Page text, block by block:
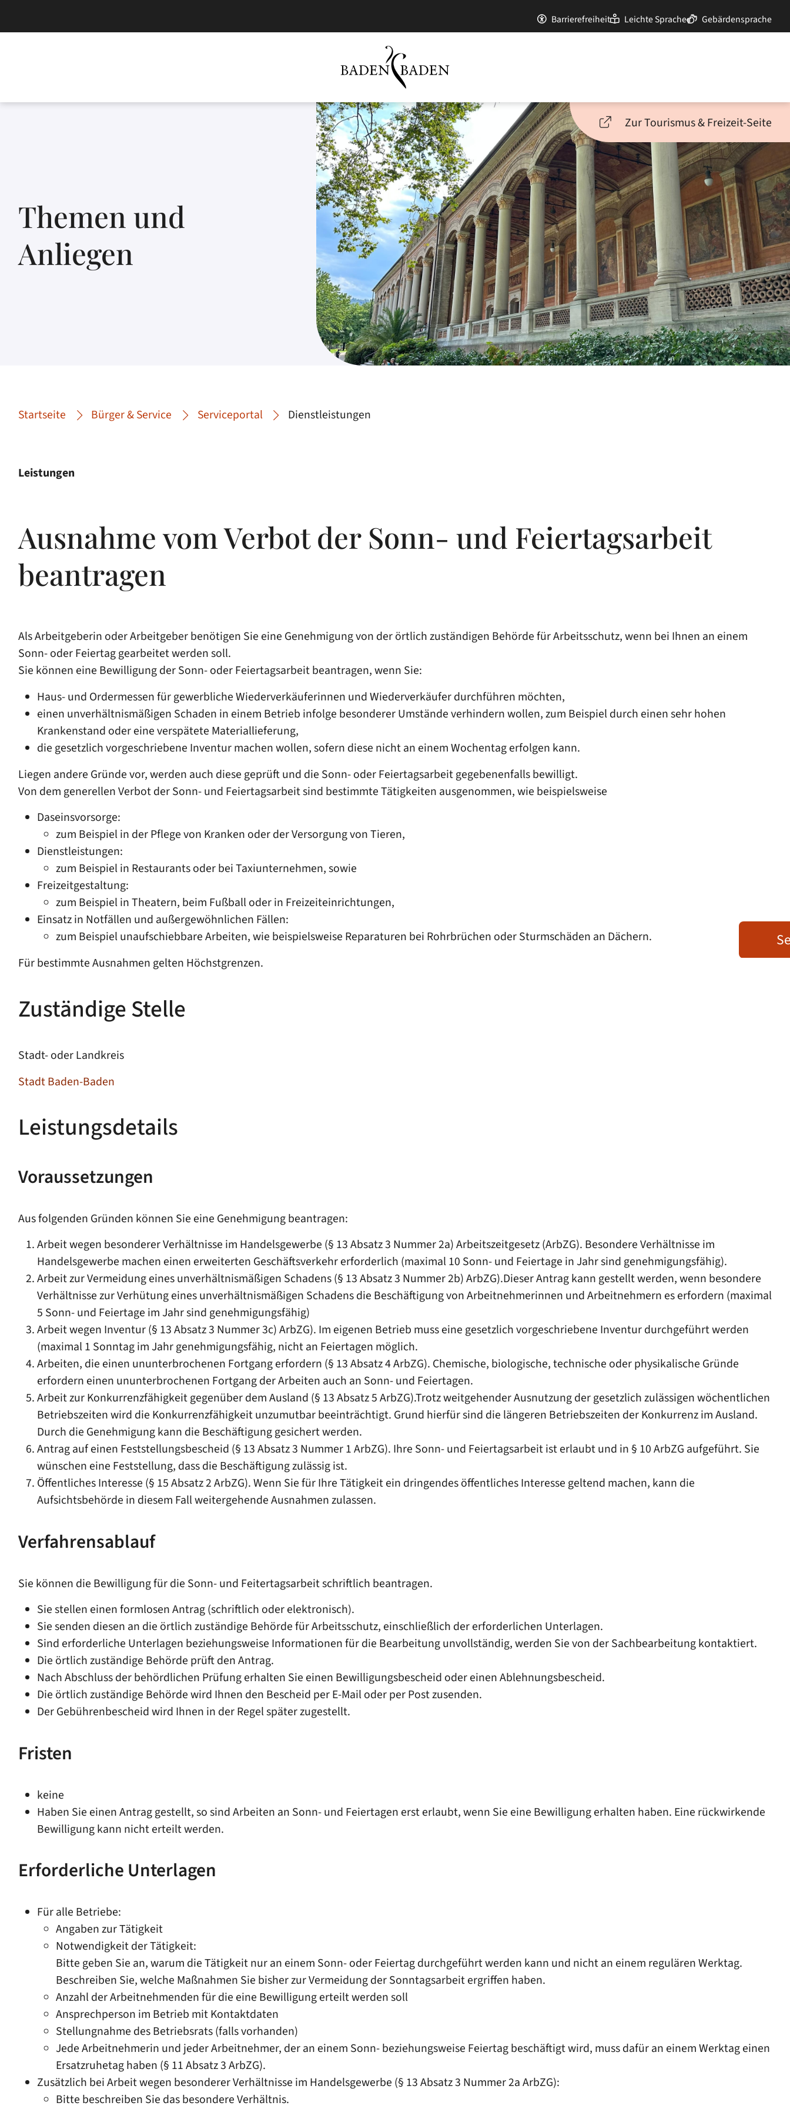
Barrierefreiheit Leichte Sprache Gebärdensprache
Zur Tourismus & Freizeit-Seite
Themen und
Anliegen
Startseite Bürger & Service Serviceportal Dienstleistungen
Leistungen
Ausnahme vom Verbot der Sonn- und Feiertagsarbeit
beantragen
Als Arbeitgeberin oder Arbeitgeber benötigen Sie eine Genehmigung von der örtlich zuständigen Behörde für Arbeitsschutz, wenn bei Ihnen an einem
Sonn- oder Feiertag gearbeitet werden soll.
Sie können eine Bewilligung der Sonn- oder Feiertagsarbeit beantragen, wenn Sie:
Haus- und Ordermessen für gewerbliche Wiederverkäuferinnen und Wiederverkäufer durchführen möchten,
einen unverhältnismäßigen Schaden in einem Betrieb infolge besonderer Umstände verhindern wollen, zum Beispiel durch einen sehr hohen
Krankenstand oder eine verspätete Materiallieferung,
die gesetzlich vorgeschriebene Inventur machen wollen, sofern diese nicht an einem Wochentag erfolgen kann.
Liegen andere Gründe vor, werden auch diese geprüft und die Sonn- oder Feiertagsarbeit gegebenenfalls bewilligt.
Von dem generellen Verbot der Sonn- und Feiertagsarbeit sind bestimmte Tätigkeiten ausgenommen, wie beispielsweise
Daseinsvorsorge:
zum Beispiel in der Pflege von Kranken oder der Versorgung von Tieren,
Dienstleistungen:
zum Beispiel in Restaurants oder bei Taxiunternehmen, sowie
Freizeitgestaltung:
zum Beispiel in Theatern, beim Fußball oder in Freizeiteinrichtungen,
Einsatz in Notfällen und außergewöhnlichen Fällen:
zum Beispiel unaufschiebbare Arbeiten, wie beispielsweise Reparaturen bei Rohrbrüchen oder Sturmschäden an Dächern.
Für bestimmte Ausnahmen gelten Höchstgrenzen.
Zuständige Stelle
Stadt- oder Landkreis
Stadt Baden-Baden
Leistungsdetails
Voraussetzungen
Aus folgenden Gründen können Sie eine Genehmigung beantragen:
Arbeit wegen besonderer Verhältnisse im Handelsgewerbe (§ 13 Absatz 3 Nummer 2a) Arbeitszeitgesetz (ArbZG). Besondere Verhältnisse im
Handelsgewerbe machen einen erweiterten Geschäftsverkehr erforderlich (maximal 10 Sonn- und Feiertage in Jahr sind genehmigungsfähig).
Arbeit zur Vermeidung eines unverhältnismäßigen Schadens (§ 13 Absatz 3 Nummer 2b) ArbZG).Dieser Antrag kann gestellt werden, wenn besondere
Verhältnisse zur Verhütung eines unverhältnismäßigen Schadens die Beschäftigung von Arbeitnehmerinnen und Arbeitnehmern es erfordern (maximal
5 Sonn- und Feiertage im Jahr sind genehmigungsfähig)
Arbeit wegen Inventur (§ 13 Absatz 3 Nummer 3c) ArbZG). Im eigenen Betrieb muss eine gesetzlich vorgeschriebene Inventur durchgeführt werden
(maximal 1 Sonntag im Jahr genehmigungsfähig, nicht an Feiertagen möglich.
Arbeiten, die einen ununterbrochenen Fortgang erfordern (§ 13 Absatz 4 ArbZG). Chemische, biologische, technische oder physikalische Gründe
erfordern einen ununterbrochenen Fortgang der Arbeiten auch an Sonn- und Feiertagen.
Arbeit zur Konkurrenzfähigkeit gegenüber dem Ausland (§ 13 Absatz 5 ArbZG).Trotz weitgehender Ausnutzung der gesetzlich zulässigen wöchentlichen
Betriebszeiten wird die Konkurrenzfähigkeit unzumutbar beeinträchtigt. Grund hierfür sind die längeren Betriebszeiten der Konkurrenz im Ausland.
Durch die Genehmigung kann die Beschäftigung gesichert werden.
Antrag auf einen Feststellungsbescheid (§ 13 Absatz 3 Nummer 1 ArbZG). Ihre Sonn- und Feiertagsarbeit ist erlaubt und in § 10 ArbZG aufgeführt. Sie
wünschen eine Feststellung, dass die Beschäftigung zulässig ist.
Öffentliches Interesse (§ 15 Absatz 2 ArbZG). Wenn Sie für Ihre Tätigkeit ein dringendes öffentliches Interesse geltend machen, kann die
Aufsichtsbehörde in diesem Fall weitergehende Ausnahmen zulassen.
Verfahrensablauf
Sie können die Bewilligung für die Sonn- und Feitertagsarbeit schriftlich beantragen.
Sie stellen einen formlosen Antrag (schriftlich oder elektronisch).
Sie senden diesen an die örtlich zuständige Behörde für Arbeitsschutz, einschließlich der erforderlichen Unterlagen.
Sind erforderliche Unterlagen beziehungsweise Informationen für die Bearbeitung unvollständig, werden Sie von der Sachbearbeitung kontaktiert.
Die örtlich zuständige Behörde prüft den Antrag.
Nach Abschluss der behördlichen Prüfung erhalten Sie einen Bewilligungsbescheid oder einen Ablehnungsbescheid.
Die örtlich zuständige Behörde wird Ihnen den Bescheid per E-Mail oder per Post zusenden.
Der Gebührenbescheid wird Ihnen in der Regel später zugestellt.
Fristen
keine
Haben Sie einen Antrag gestellt, so sind Arbeiten an Sonn- und Feiertagen erst erlaubt, wenn Sie eine Bewilligung erhalten haben. Eine rückwirkende
Bewilligung kann nicht erteilt werden.
Erforderliche Unterlagen
Für alle Betriebe:
Angaben zur Tätigkeit
Notwendigkeit der Tätigkeit:
Bitte geben Sie an, warum die Tätigkeit nur an einem Sonn- oder Feiertag durchgeführt werden kann und nicht an einem regulären Werktag.
Beschreiben Sie, welche Maßnahmen Sie bisher zur Vermeidung der Sonntagsarbeit ergriffen haben.
Anzahl der Arbeitnehmenden für die eine Bewilligung erteilt werden soll
Ansprechperson im Betrieb mit Kontaktdaten
Stellungnahme des Betriebsrats (falls vorhanden)
Jede Arbeitnehmerin und jeder Arbeitnehmer, der an einem Sonn- beziehungsweise Feiertag beschäftigt wird, muss dafür an einem Werktag einen
Ersatzruhetag haben (§ 11 Absatz 3 ArbZG).
Zusätzlich beiArbeit wegen besonderer Verhältnisse im Handelsgewerbe (§ 13 Absatz3 Nummer 2a ArbZG):
Bitte beschreiben Sie das besondere Verhältnis.